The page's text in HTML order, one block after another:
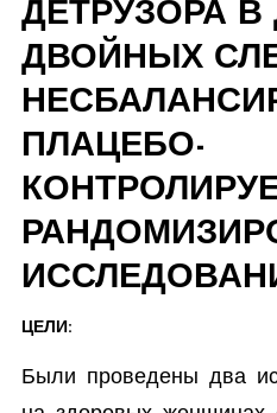
ДЕТРУЗОРА В
ДВОЙНЫХ
ПЛАЦЕБО-
ЦЕЛИ:
Были проведены два